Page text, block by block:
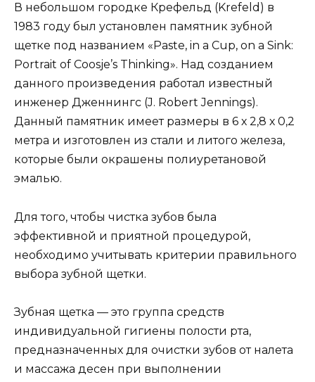
В небольшом городке Крефельд (Krefeld) в
1983 году был установлен памятник зубной
щетке под названием «Paste, in a Cup, on a Sink:
Portrait of Coosje’s Thinking». Над созданием
данного произведения работал известный
инженер Дженнингс (J. Robert Jennings).
Данный памятник имеет размеры в 6 х 2,8 х 0,2
метра и изготовлен из стали и литого железа,
которые были окрашены полиуретановой
эмалью.
Для того, чтобы чистка зубов была
эффективной и приятной процедурой,
необходимо учитывать критерии правильного
выбора зубной щетки.
Зубная щетка — это группа средств
индивидуальной гигиены полости рта,
предназначенных для очистки зубов от налета
и массажа десен при выполнении